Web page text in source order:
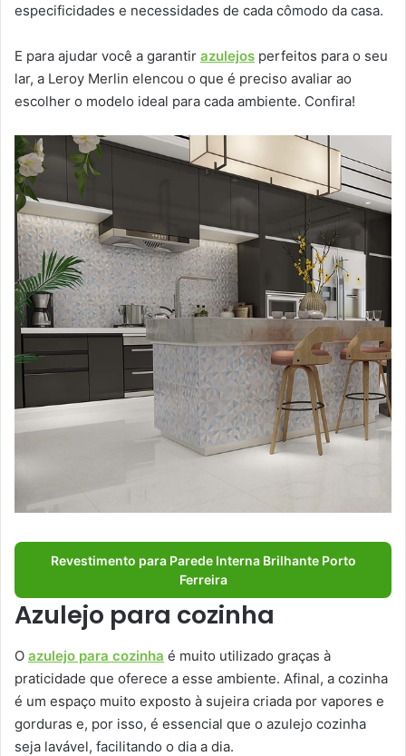
especificidades e necessidades de cada cômodo da casa.
E para ajudar você a garantir azulejos perfeitos para o seu
lar, a Leroy Merlin elencou o que é preciso avaliar ao
escolher o modelo ideal para cada ambiente. Confira!
Revestimento para Parede Interna Brilhante Porto
Ferreira
Azulejo para cozinha
O azulejo para cozinha é muito utilizado graças à
praticidade que oferece a esse ambiente. Afinal, a cozinha
é um espaço muito exposto à sujeira criada por vapores e
gorduras e, por isso, é essencial que o azulejo cozinha
seja lavável, facilitando o dia a dia.